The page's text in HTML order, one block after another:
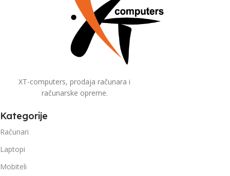
XT-computers, prodaja računara i
računarske opreme.
Kategorije
Računari
Laptopi
Mobiteli